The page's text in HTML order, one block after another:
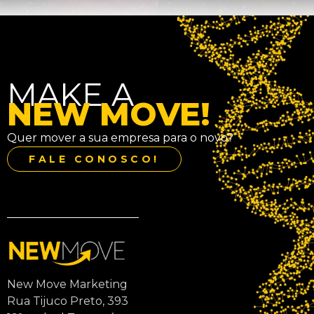
MAKE A
NEW MOVE!
Quer mover a sua empresa para o novo?
FALE CONOSCO!
New Move Marketing
Rua Tijuco Preto, 393